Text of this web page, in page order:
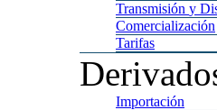
Transmisión y
Comercialización
Tarifas
Importación